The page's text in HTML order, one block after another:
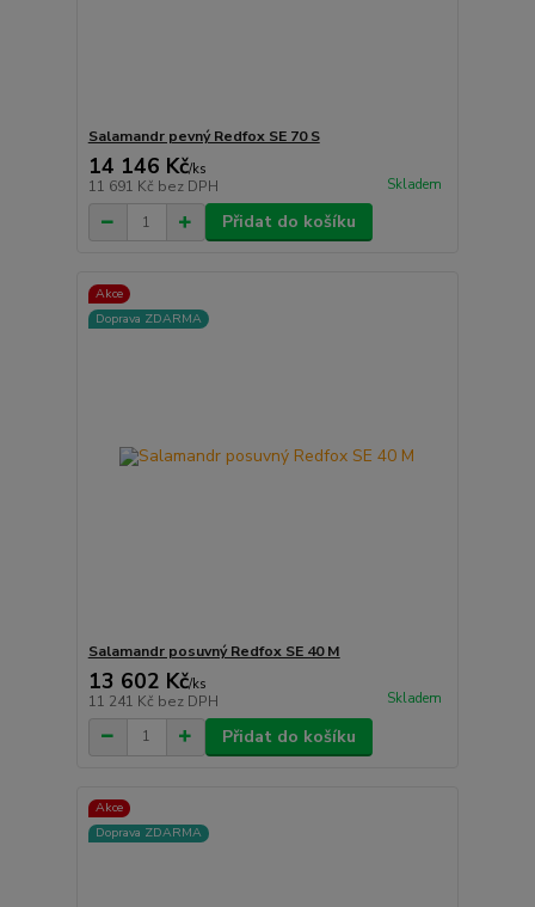
Salamandr pevný Redfox SE 70 S
14 146 Kč/ks
11 691 Kč bez DPH Skladem
Přidat do košíku
Akce
Doprava ZDARMA
Salamandr posuvný Redfox SE 40 M
13 602 Kč/ks
11 241 Kč bez DPH Skladem
Přidat do košíku
Akce
Doprava ZDARMA